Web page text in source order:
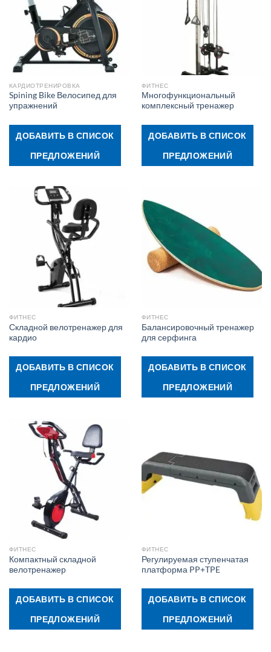
КАРДИОТРЕНИРОВКА
Spining Bike Велосипед для
упражнений
ДОБАВИТЬ В СПИСОК
ПРЕДЛОЖЕНИЙ
ФИТНЕС
Многофункциональный
комплексный тренажер
ДОБАВИТЬ В СПИСОК
ПРЕДЛОЖЕНИЙ
ФИТНЕС
Складной велотренажер для
кардио
ДОБАВИТЬ В СПИСОК
ПРЕДЛОЖЕНИЙ
ФИТНЕС
Балансировочный тренажер
для серфинга
ДОБАВИТЬ В СПИСОК
ПРЕДЛОЖЕНИЙ
ФИТНЕС
Компактный складной
велотренажер
ДОБАВИТЬ В СПИСОК
ПРЕДЛОЖЕНИЙ
ФИТНЕС
Регулируемая ступенчатая
платформа PP+TPE
ДОБАВИТЬ В СПИСОК
ПРЕДЛОЖЕНИЙ